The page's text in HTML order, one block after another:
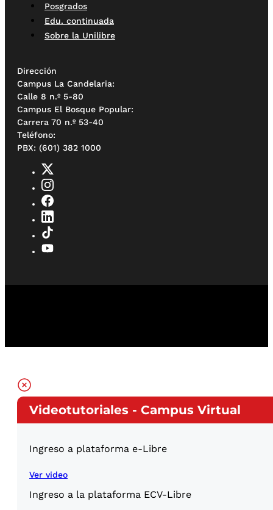
Posgrados
Edu. continuada
Sobre la Unilibre
Dirección
Campus La Candelaria:
Calle 8 n.º 5-80
Campus El Bosque Popular:
Carrera 70 n.º 53-40
Teléfono:
PBX: (601) 382 1000
Videotutoriales - Campus Virtual
Ingreso a plataforma e-Libre
Ver video
Ingreso a la plataforma ECV-Libre